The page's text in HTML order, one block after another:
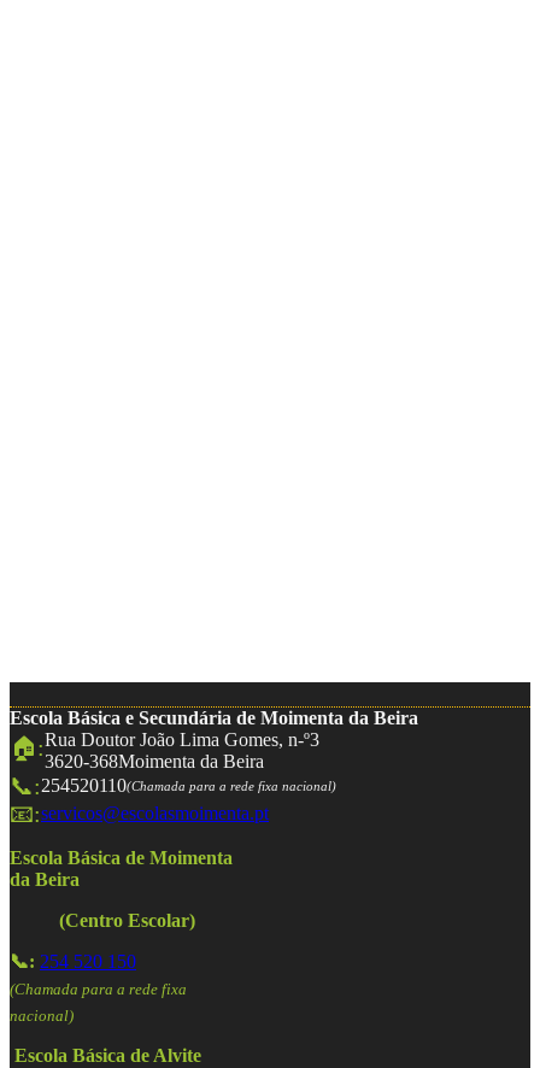
Escola Básica e Secundária de Moimenta da Beira
🏠:Rua Doutor João Lima Gomes, n-º3
3620-368Moimenta da Beira
📞:254520110(Chamada para a rede fixa nacional)
📧:servicos@escolasmoimenta.pt
Escola Básica de Moimenta
da Beira
(Centro Escolar)
📞: 254 520 150
(Chamada para a rede fixa
nacional)
Escola Básica de Alvite